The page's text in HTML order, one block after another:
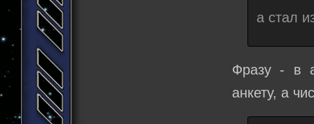
а стал
Фразу - в
анкету, а